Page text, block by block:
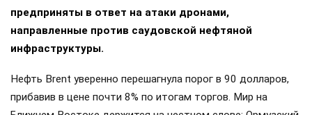
предприняты в ответ на атаки дронами,
направленные против саудовской нефтяной
инфраструктуры.
Нефть Brent уверенно перешагнула порог в 90 долларов,
прибавив в цене почти 8% по итогам торгов. Мир на